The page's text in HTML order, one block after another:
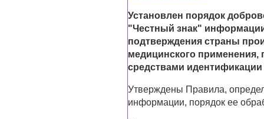
Установлен порядок
"Честный знак"
подтверждения страны
медицинского применения,
средствами идентификации
Утверждены Правила,
информации, порядок ее